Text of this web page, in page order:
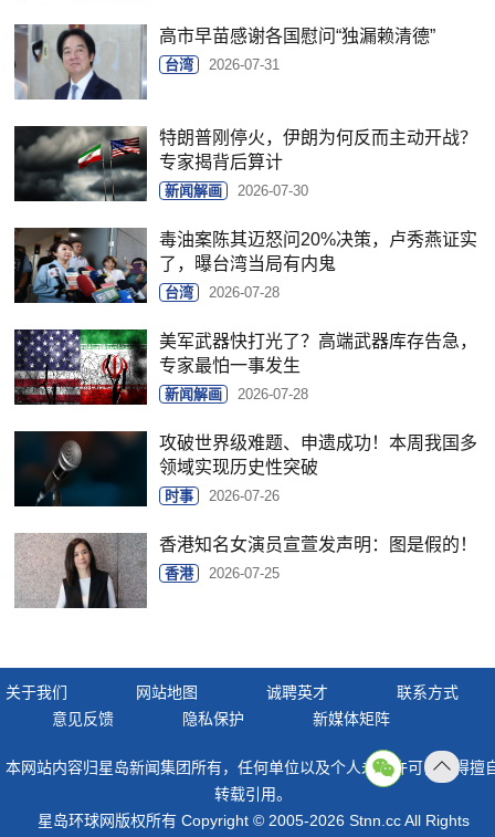
高市早苗感谢各国慰问“独漏赖清德”
台湾 2026-07-31
特朗普刚停火，伊朗为何反而主动开战？
专家揭背后算计
新闻解画 2026-07-30
毒油案陈其迈怒问20%决策，卢秀燕证实
了，曝台湾当局有内鬼
台湾 2026-07-28
美军武器快打光了？高端武器库存告急，
专家最怕一事发生
新闻解画 2026-07-28
攻破世界级难题、申遗成功！本周我国多
领域实现历史性突破
时事 2026-07-26
香港知名女演员宣萱发声明：图是假的！
香港 2026-07-25
关于我们 网站地图 诚聘英才
联系方式
意见反馈
隐私保护 新媒体矩阵
本网站内容归星岛新闻集团所有，任何单位以及个人未经许可，不得擅
转载引用。
星岛环球网版权所有 Copyright © 2005-2026 Stnn.cc All Rights
顶部